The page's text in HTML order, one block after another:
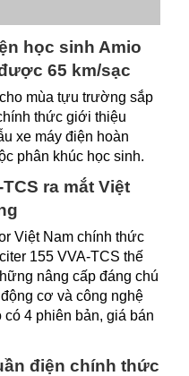
học sinh Amio
65 km/sạc
mùa tựu trường sắp
thức giới thiệu
xe máy điện hoàn
phân khúc học sinh.
ra mắt Việt
Việt Nam chính thức
155 VVA-TCS thế
nâng cấp đáng chú
cơ và công nghệ
có 4 phiên bản, giá bán
điện chính thức